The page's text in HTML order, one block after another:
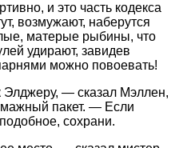
и это часть кодекса
возмужают, наберутся
матерые рыбины, что
удирают, завидев
можно повоевать!
Элджеру, — сказал Мэллен,
пакет. — Если
сохрани.